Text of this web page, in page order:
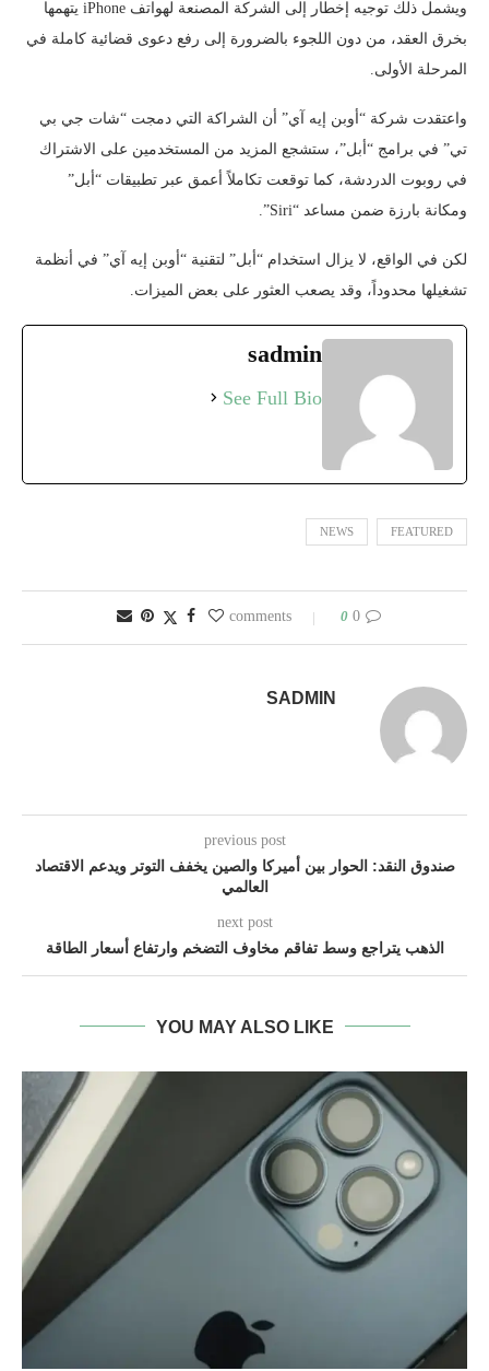
ويشمل ذلك توجيه إخطار إلى الشركة المصنعة لهواتف iPhone يتهمها
بخرق العقد، من دون اللجوء بالضرورة إلى رفع دعوى قضائية كاملة في
المرحلة الأولى.
واعتقدت شركة “أوبن إيه آي” أن الشراكة التي دمجت “شات جي بي
تي” في برامج “أبل”، ستشجع المزيد من المستخدمين على الاشتراك
في روبوت الدردشة، كما توقعت تكاملاً أعمق عبر تطبيقات “أبل”
ومكانة بارزة ضمن مساعد “Siri”.
لكن في الواقع، لا يزال استخدام “أبل” لتقنية “أوبن إيه آي” في أنظمة
تشغيلها محدوداً، وقد يصعب العثور على بعض الميزات.
sadmin
See Full Bio
FEATURED
NEWS
0 comments
0
SADMIN
previous post
صندوق النقد: الحوار بين أميركا والصين يخفف التوتر ويدعم الاقتصاد
العالمي
next post
الذهب يتراجع وسط تفاقم مخاوف التضخم وارتفاع أسعار الطاقة
YOU MAY ALSO LIKE